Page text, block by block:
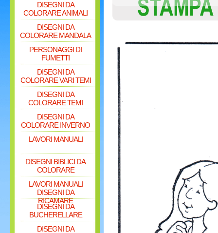
DISEGNI DA
COLORARE ANIMALI
DISEGNI DA
COLORARE MANDALA
PERSONAGGI DI
FUMETTI
DISEGNI DA
COLORARE VARI TEMI
DISEGNI DA
COLORARE TEMI
DISEGNI DA
COLORARE INVERNO
LAVORI MANUALI
DISEGNI BIBLICI DA
COLORARE
LAVORI MANUALI
DISEGNI DA
RICAMARE
DISEGNI DA
BUCHERELLARE
DISEGNI DA